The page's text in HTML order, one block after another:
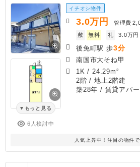
もっと見る
6人検討中
イチオシ物件
3.0万円 管理費
敷
無料 礼 3.0万円
後免町駅 歩3分
南国市大そね甲
1K / 24.29m²
2階 / 地上2階建
築28年 / 賃貸アパー
人気上昇中！注目の物件で